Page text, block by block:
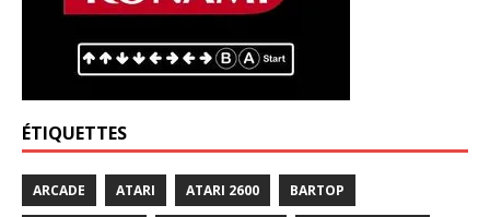
ÉTIQUETTES
ARCADE ATARI ATARI 2600 BARTOP